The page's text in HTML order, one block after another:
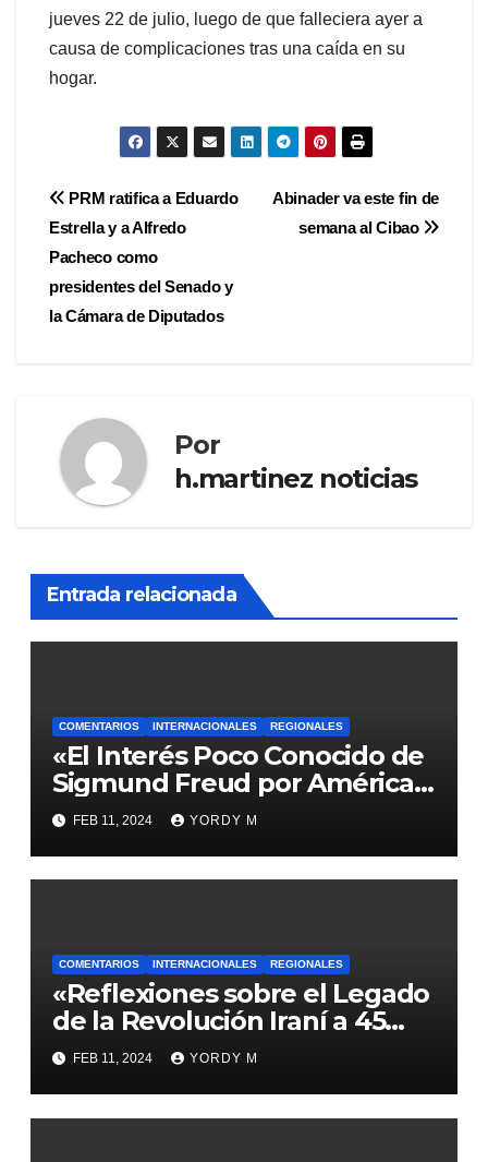
jueves 22 de julio, luego de que falleciera ayer a
causa de complicaciones tras una caída en su
hogar.
Navegación
de
entradas
Abinader va este fin de
semana al Cibao
PRM ratifica a Eduardo
Estrella y a Alfredo
Pacheco como
presidentes del Senado y
la Cámara de Diputados
Por
h.martinez noticias
Entrada relacionada
COMENTARIOS INTERNACIONALES REGIONALES
«El Interés Poco Conocido de
Sigmund Freud por América
Latina: Explorando la
Fascinación del Padre del
Psicoanálisis»
FEB 11, 2024 YORDY M
COMENTARIOS INTERNACIONALES REGIONALES
«Reflexiones sobre el Legado
de la Revolución Iraní a 45
Años de su Ocurrido: Un
Debate Complejo sobre el
Verdadero Significado de la
FEB 11, 2024 YORDY M